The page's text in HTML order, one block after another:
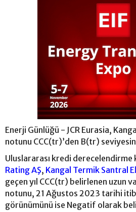
Enerji Günlüğü - JCR Eurasia,
notunu CCC(tr)’den B(tr)
Uluslararası kredi derecelendirme
Rating AŞ, Kangal Termik Santral
geçen yıl CCC(tr) belirlenen uzun
notunu, 21 Ağustos 2023 tarihi
görünümünü ise Negatif olarak